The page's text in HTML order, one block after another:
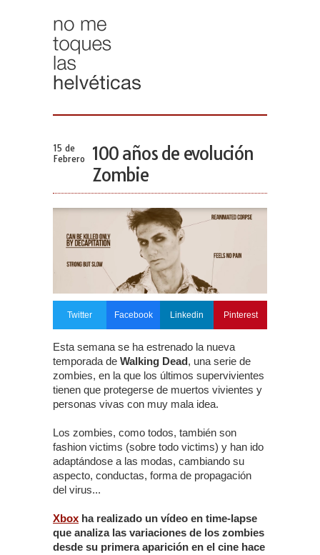
15 de
Febrero
100 años de evolución
Zombie
Twitter Facebook Linkedin Pinterest
Esta semana se ha estrenado la nueva
temporada de Walking Dead, una serie de
zombies, en la que los últimos supervivientes
tienen que protegerse de muertos vivientes y
personas vivas con muy mala idea.
Los zombies, como todos, también son
fashion victims (sobre todo victims) y han ido
adaptándose a las modas, cambiando su
aspecto, conductas, forma de propagación
del virus...
Xbox ha realizado un vídeo en time-lapse
que analiza las variaciones de los zombies
desde su primera aparición en el cine hace